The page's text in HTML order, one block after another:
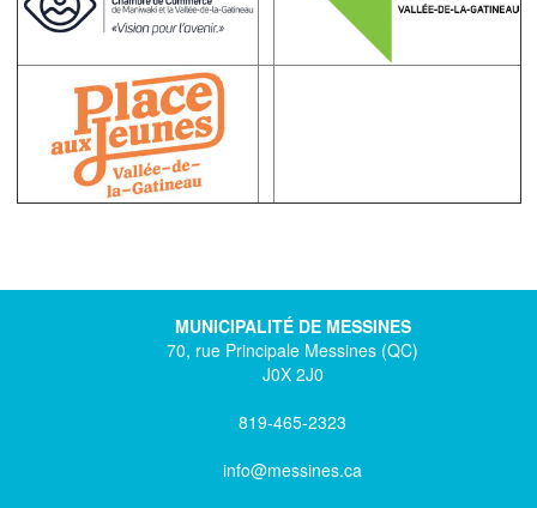
MUNICIPALITÉ DE MESSINES
70, rue Principale Messines (QC)
J0X 2J0
819-465-2323
info@messines.ca